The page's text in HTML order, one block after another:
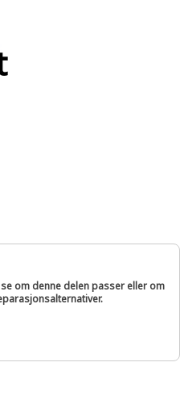
om denne delen passer eller om